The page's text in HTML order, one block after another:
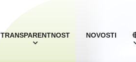
TRANSPARENTNOST NOVOSTI